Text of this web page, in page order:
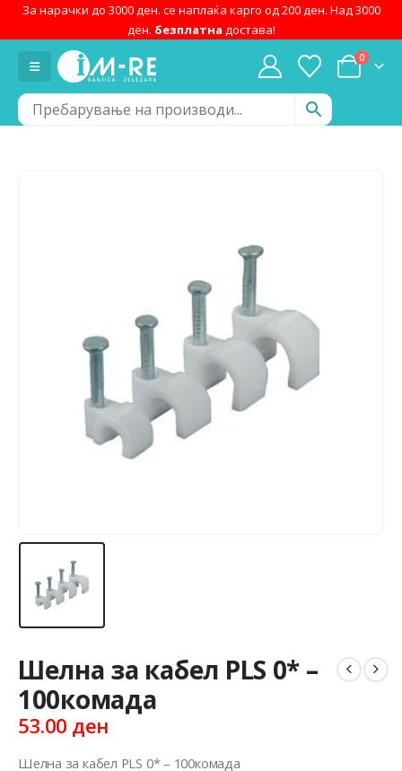
За нарачки до 3000 ден. се наплаќа карго од 200 ден. Над 3000
ден. безплатна достава!
0
Шелна за кабел PLS 0* –
100комада
53.00 ден
Шелна за кабел PLS 0* – 100комада